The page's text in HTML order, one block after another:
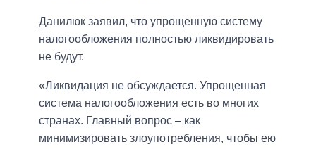
Данилюк заявил, что упрощенную систему
налогообложения полностью ликвидировать
не будут.
«Ликвидация не обсуждается. Упрощенная
система налогообложения есть во многих
странах. Главный вопрос – как
минимизировать злоупотребления, чтобы ею